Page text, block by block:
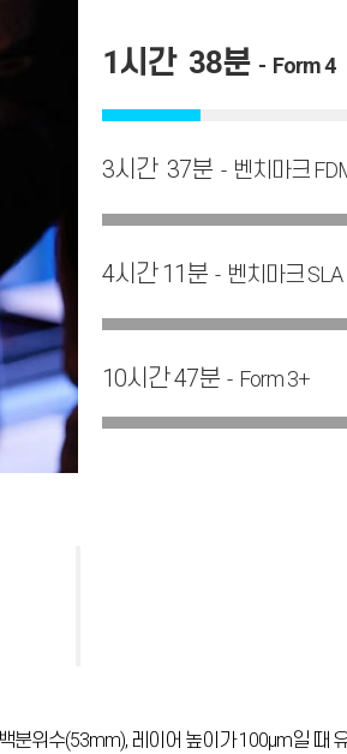
1시간 38분 - Form 4
3시간 37분 - 벤치마크
4시간 11분 - 벤치마크 SLA
10시간 47분 - Form 3+
분위수(53mm), 레이어 높이가 100µm일 때